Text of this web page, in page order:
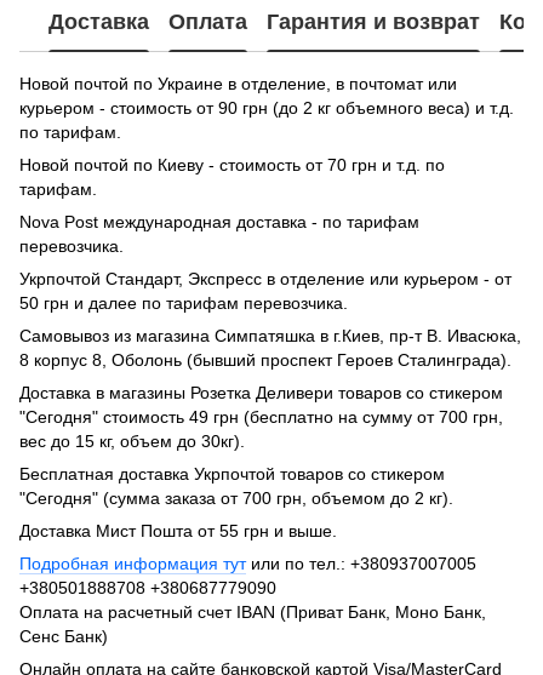
Доставка Оплата Гарантия и возврат
Новой почтой по Украине в отделение, в почтомат или
курьером - стоимость от 90 грн (до 2 кг объемного веса) и т.д.
по тарифам.
Новой почтой по Киеву - стоимость от 70 грн и т.д. по
тарифам.
Nova Post международная доставка - по тарифам
перевозчика.
Укрпочтой Стандарт, Экспресс в отделение или курьером - от
50 грн и далее по тарифам перевозчика.
Самовывоз из магазина Симпатяшка в г.Киев, пр-т В. Ивасюка,
8 корпус 8, Оболонь (бывший проспект Героев Сталинграда).
Доставка в магазины Розетка Деливери товаров со стикером
"Сегодня" стоимость 49 грн (бесплатно на сумму от 700 грн,
вес до 15 кг, объем до 30кг).
Бесплатная доставка Укрпочтой товаров со стикером
"Сегодня" (сумма заказа от 700 грн, объемом до 2 кг).
Доставка Мист Пошта от 55 грн и выше.
Подробная информация тутили по тел.: +380937007005
+380501888708 +380687779090
Оплата на расчетный счет IBAN (Приват Банк, Моно Банк,
Сенс Банк)
Онлайн оплата на сайте банковской картой Visa/MasterCard